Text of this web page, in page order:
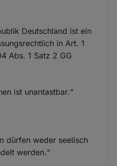
Deutschland ist ein
in Art. 1
Abs. 1 Satz 2 GG
ist unantastbar.“
dürfen weder seelisch
werden.“